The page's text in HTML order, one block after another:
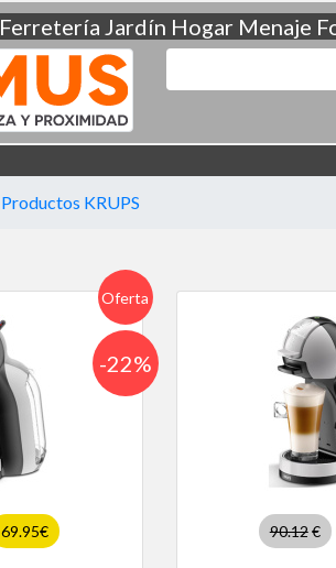
Ferretería Jardín Hogar Menaje
Productos KRUPS
Oferta
69.95€
-22%
90.12€